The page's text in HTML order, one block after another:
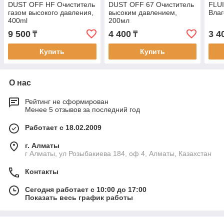
DUST OFF HF Очиститель
газом высокого давления,
400ml
9 500 ₸
Купить
DUST OFF 67 Очиститель
высоким давлением,
200мл
4 400₸
Купить
3
О нас
Рейтинг не сформирован
Менее 5 отзывов за последний год
Работает с 18.02.2009
г. Алматы
г Алматы, ул Розыбакиева 184, оф 4, Алматы, Казахстан
Контакты
Сегодня работает с 10:00 до 17:00
Показать весь график работы